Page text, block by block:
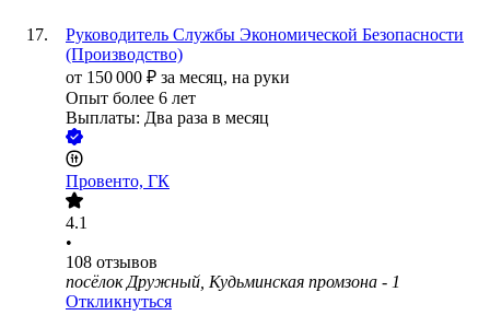
Руководитель Службы Экономической Безопасности
(Производство)
от 150 000 ₽ за месяц, на руки
Опыт более 6 лет
Выплаты: Два раза в месяц
Провенто, ГК
4.1
•
108 отзывов
посёлок Дружный, Кудьминская промзона - 1
Откликнуться